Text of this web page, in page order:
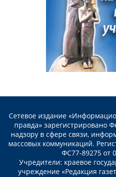
Сетевое издание
правда» зарегистрировано
надзору в сфере связи,
массовых коммуникаций.
ФС77-89275 от
Учредители: краевое
учреждение «Редакция